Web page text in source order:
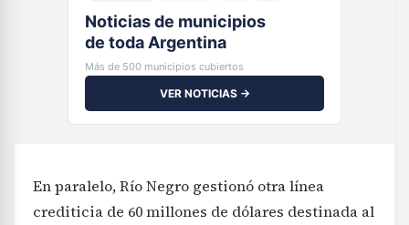
Noticias de municipios
de toda Argentina
Más de 500 municipios cubiertos
VER NOTICIAS →
En paralelo, Río Negro gestionó otra línea
crediticia de 60 millones de dólares destinada al